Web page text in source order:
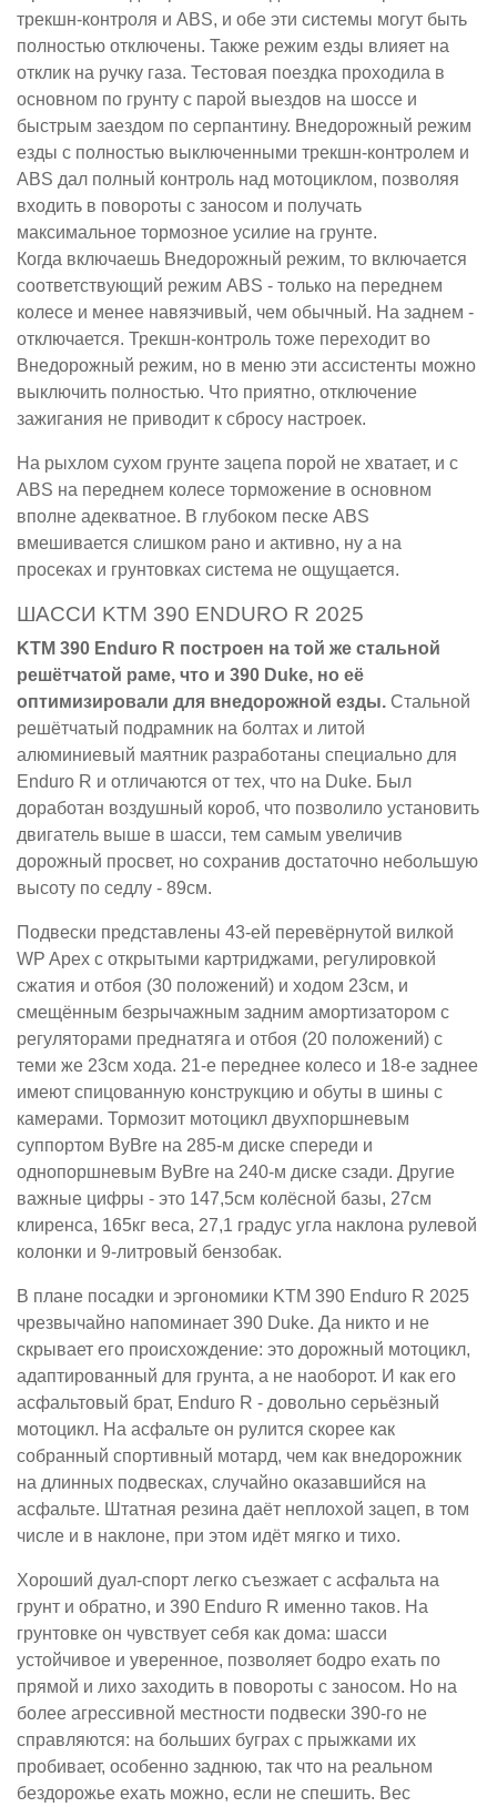
трекшн-контроля и ABS, и обе эти системы могут быть
полностью отключены. Также режим езды влияет на
отклик на ручку газа. Тестовая поездка проходила в
основном по грунту с парой выездов на шоссе и
быстрым заездом по серпантину. Внедорожный режим
езды с полностью выключенными трекшн-контролем и
ABS дал полный контроль над мотоциклом, позволяя
входить в повороты с заносом и получать
максимальное тормозное усилие на грунте.
Когда включаешь Внедорожный режим, то включается
соответствующий режим ABS - только на переднем
колесе и менее навязчивый, чем обычный. На заднем -
отключается. Трекшн-контроль тоже переходит во
Внедорожный режим, но в меню эти ассистенты можно
выключить полностью. Что приятно, отключение
зажигания не приводит к сбросу настроек.
На рыхлом сухом грунте зацепа порой не хватает, и с
ABS на переднем колесе торможение в основном
вполне адекватное. В глубоком песке ABS
вмешивается слишком рано и активно, ну а на
просеках и грунтовках система не ощущается.
ШАССИ KTM 390 ENDURO R 2025
KTM 390 Enduro R построен на той же стальной
решётчатой раме, что и 390 Duke, но её
оптимизировали для внедорожной езды. Стальной
решётчатый подрамник на болтах и литой
алюминиевый маятник разработаны специально для
Enduro R и отличаются от тех, что на Duke. Был
доработан воздушный короб, что позволило установить
двигатель выше в шасси, тем самым увеличив
дорожный просвет, но сохранив достаточно небольшую
высоту по седлу - 89см.
Подвески представлены 43-ей перевёрнутой вилкой
WP Apex с открытыми картриджами, регулировкой
сжатия и отбоя (30 положений) и ходом 23см, и
смещённым безрычажным задним амортизатором с
регуляторами преднатяга и отбоя (20 положений) с
теми же 23см хода. 21-е переднее колесо и 18-е заднее
имеют спицованную конструкцию и обуты в шины с
камерами. Тормозит мотоцикл двухпоршневым
суппортом ByBre на 285-м диске спереди и
однопоршневым ByBre на 240-м диске сзади. Другие
важные цифры - это 147,5см колёсной базы, 27см
клиренса, 165кг веса, 27,1 градус угла наклона рулевой
колонки и 9-литровый бензобак.
В плане посадки и эргономики KTM 390 Enduro R 2025
чрезвычайно напоминает 390 Duke. Да никто и не
скрывает его происхождение: это дорожный мотоцикл,
адаптированный для грунта, а не наоборот. И как его
асфальтовый брат, Enduro R - довольно серьёзный
мотоцикл. На асфальте он рулится скорее как
собранный спортивный мотард, чем как внедорожник
на длинных подвесках, случайно оказавшийся на
асфальте. Штатная резина даёт неплохой зацеп, в том
числе и в наклоне, при этом идёт мягко и тихо.
Хороший дуал-спорт легко съезжает с асфальта на
грунт и обратно, и 390 Enduro R именно таков. На
грунтовке он чувствует себя как дома: шасси
устойчивое и уверенное, позволяет бодро ехать по
прямой и лихо заходить в повороты с заносом. Но на
более агрессивной местности подвески 390-го не
справляются: на больших буграх с прыжками их
пробивает, особенно заднюю, так что на реальном
бездорожье ехать можно, если не спешить. Вес